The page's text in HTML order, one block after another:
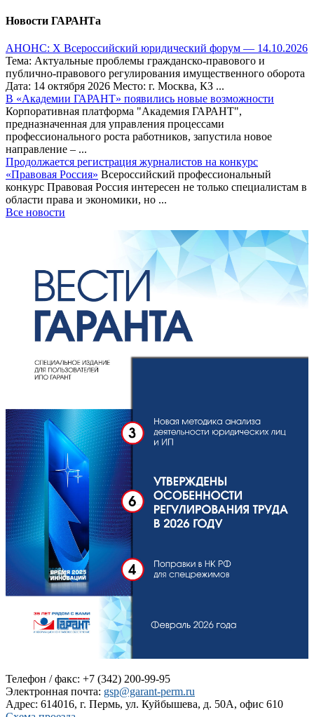
Новости ГАРАНТа
АНОНС: Х Всероссийский юридический форум — 14.10.2026
Тема: Актуальные проблемы гражданско-правового и
публично-правового регулирования имущественного оборота
Дата: 14 октября 2026 Место: г. Москва, КЗ ...
В «Академии ГАРАНТ» появились новые возможности
Корпоративная платформа "Академия ГАРАНТ",
предназначенная для управления процессами
профессионального роста работников, запустила новое
направление – ...
Продолжается регистрация журналистов на конкурс
«Правовая Россия» Всероссийский профессиональный
конкурс Правовая Россия интересен не только специалистам в
области права и экономики, но ...
Все новости
Телефон / факс: +7 (342) 200-99-95
Электронная почта: gsp@garant-perm.ru
Адрес: 614016, г. Пермь, ул. Куйбышева, д. 50А, офис 610